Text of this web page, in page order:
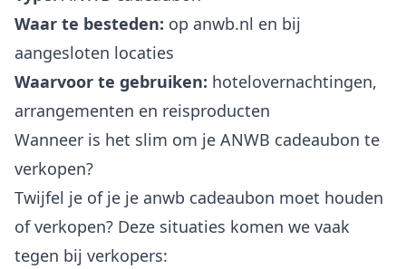
Waar te besteden: op anwb.nl en bij
aangesloten locaties
Waarvoor te gebruiken: hotelovernachtingen,
arrangementen en reisproducten
Wanneer is het slim om je ANWB cadeaubon te
verkopen?
Twijfel je of je je anwb cadeaubon moet houden
of verkopen? Deze situaties komen we vaak
tegen bij verkopers: